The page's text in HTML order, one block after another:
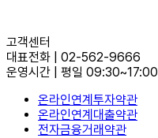
고객센터
대표전화
02-562-9666
운영시간
평일 09:30~17:00
온라인연계투자약관
온라인연계대출약관
전자금융거래약관